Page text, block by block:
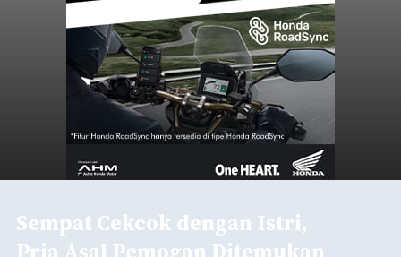
Sempat Cekcok dengan Istri,